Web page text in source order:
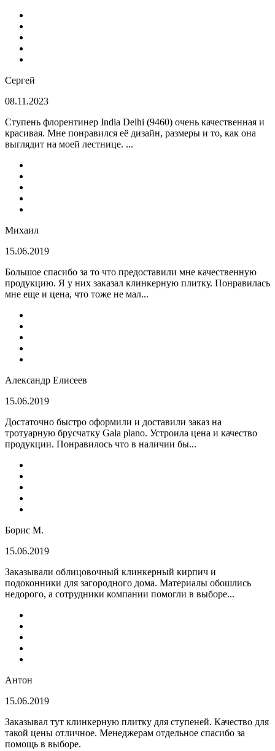
Сергей
08.11.2023
Ступень флорентинер India Delhi (9460) очень качественная и
красивая. Мне понравился её дизайн, размеры и то, как она
выглядит на моей лестнице. ...
Михаил
15.06.2019
Большое спасибо за то что предоставили мне качественную
продукцию. Я у них заказал клинкерную плитку. Понравилась
мне еще и цена, что тоже не мал...
Александр Елисеев
15.06.2019
Достаточно быстро оформили и доставили заказ на
тротуарную брусчатку Gala plano. Устроила цена и качество
продукции. Понравилось что в наличии бы...
Борис М.
15.06.2019
Заказывали облицовочный клинкерный кирпич и
подоконники для загородного дома. Материалы обошлись
недорого, а сотрудники компании помогли в выборе...
Антон
15.06.2019
Заказывал тут клинкерную плитку для ступеней. Качество для
такой цены отличное. Менеджерам отдельное спасибо за
помощь в выборе.